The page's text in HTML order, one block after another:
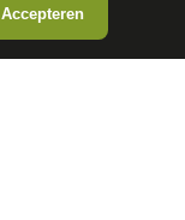
Accepteren